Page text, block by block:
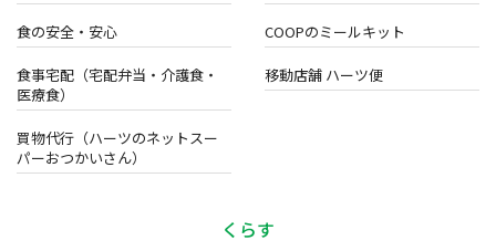
食の安全・安心 COOPのミールキット
食事宅配（宅配弁当・介護食・
医療食）
移動店舗 ハーツ便
買物代行（ハーツのネットスー
パーおつかいさん）
くらす